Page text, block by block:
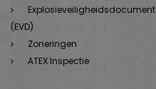
Explosieveiligheidsdocument
(EVD)
Zoneringen
ATEX Inspectie